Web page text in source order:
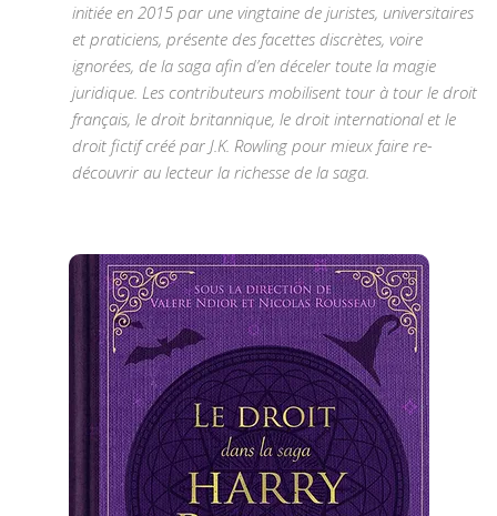
initiée en 2015 par une vingtaine de juristes, universitaires
et praticiens, présente des facettes discrètes, voire
ignorées, de la saga afin d’en déceler toute la magie
juridique. Les contributeurs mobilisent tour à tour le droit
français, le droit britannique, le droit international et le
droit fictif créé par J.K. Rowling pour mieux faire re-
découvrir au lecteur la richesse de la saga.